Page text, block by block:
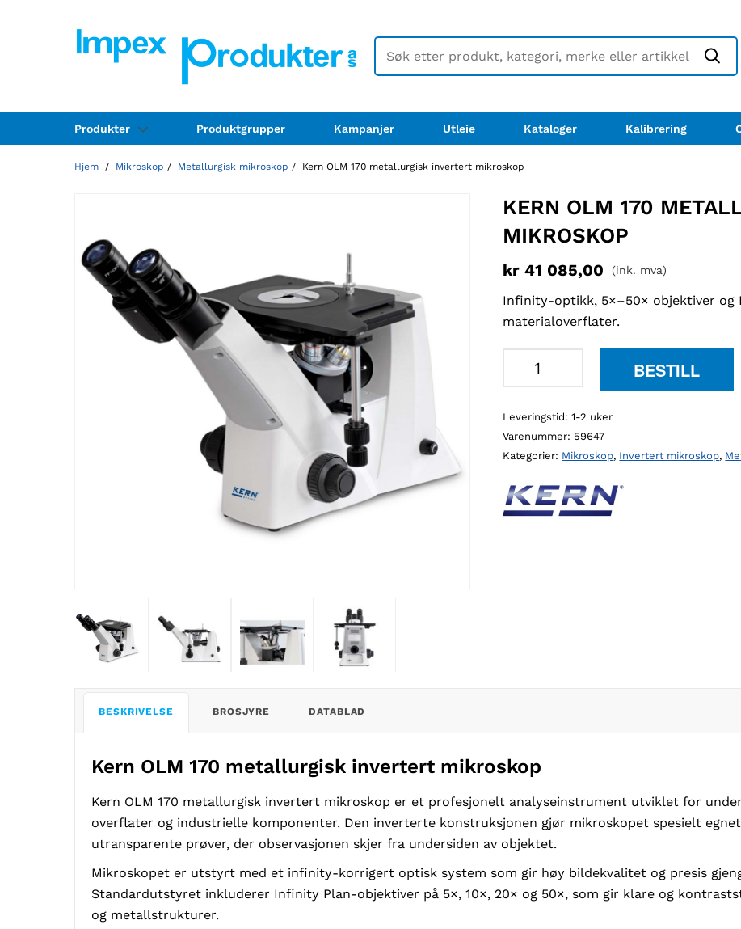
Produkter Produktgrupper Kampanjer Utleie Kataloger Kalibrering
Hjem / Mikroskop / Metallurgisk mikroskop / Kern OLM 170 metallurgisk invertert mikroskop
KERN OLM 170
MIKROSKOP
kr 41 085,00 (ink. mva)
Infinity-optikk, 5×–50× objektiver og
materialoverflater.
metallurgisk
invertert
mikroskop
antall
BESTILL
Leveringstid: 1-2 uker
Varenummer: 59647
Kategorier: Mikroskop, Invertert mikroskop,
BESKRIVELSE BROSJYRE DATABLAD
Kern OLM 170 metallurgisk invertert mikroskop
Kern OLM 170 metallurgisk invertert mikroskop er et profesjonelt analyseinstrument utviklet for
overflater og industrielle komponenter. Den inverterte konstruksjonen gjør mikroskopet spesielt
utransparente prøver, der observasjonen skjer fra undersiden av objektet.
Mikroskopet er utstyrt med et infinity-korrigert optisk system som gir høy bildekvalitet og presis
Standardutstyret inkluderer Infinity Plan-objektiver på 5×, 10×, 20× og 50×, som gir klare og
og metallstrukturer.